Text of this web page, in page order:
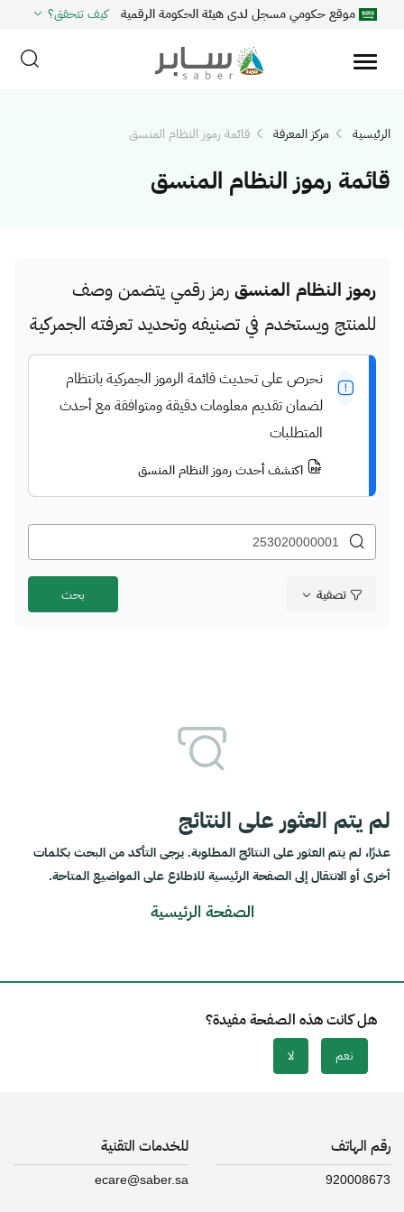
موقع حكومي مسجل لدى هيئة الحكومة الرقمية كيف تتحقق؟
الرئيسية مركز المعرفة قائمة رموز النظام المنسق
قائمة رموز النظام المنسق
رموز النظام المنسق رمز رقمي يتضمن وصف
للمنتج ويستخدم في تصنيفه وتحديد تعرفته الجمركية
نحرص على تحديث قائمة الرموز الجمركية بانتظام
لضمان تقديم معلومات دقيقة ومتوافقة مع أحدث
المتطلبات
اكتشف أحدث رموز النظام المنسق
تصفية
لم يتم العثور على النتائج
عذرًا، لم يتم العثور على النتائج المطلوبة. يرجى التأكد من البحث بكلمات
أخرى أو الانتقال إلى الصفحة الرئيسية للاطلاع على المواضيع المتاحة.
الصفحة الرئيسية
هل كانت هذه الصفحة مفيدة؟
نعم لا
رقم الهاتف
920008673
للخدمات التقنية
ecare@saber.sa